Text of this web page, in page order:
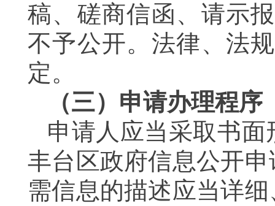
稿、磋商信函、请示
不予公开。法律、法
定。
（三）申请办理程序
申请人应当采取书
丰台区政府信息公开
需信息的描述应当详